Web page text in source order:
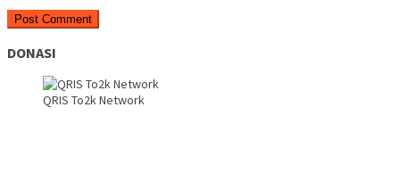
DONASI
QRIS To2k Network